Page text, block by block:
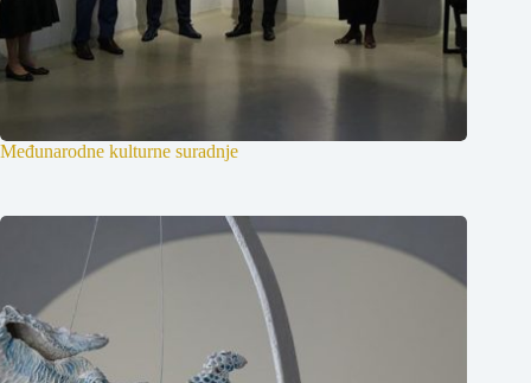
Međunarodne kulturne suradnje